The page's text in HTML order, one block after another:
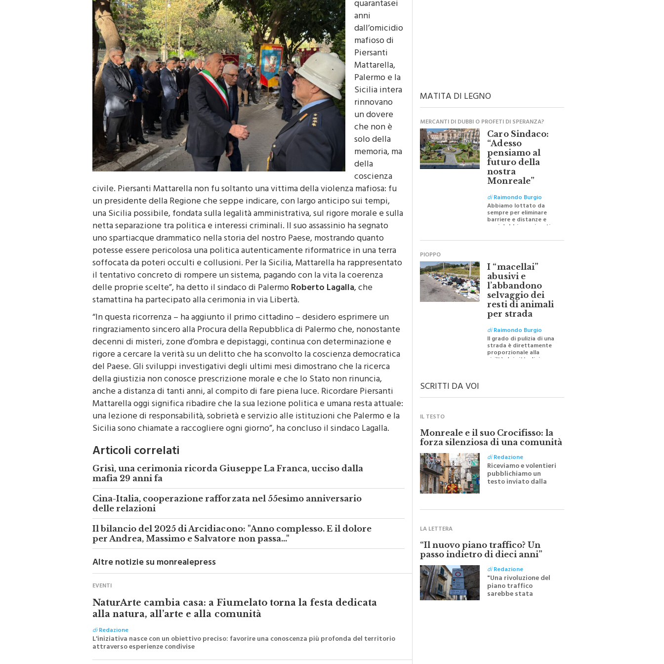
quarantasei
anni
dall’omicidio
mafioso di
Piersanti
Mattarella,
Palermo e la
Sicilia intera
rinnovano
un dovere
che non è
solo della
memoria, ma
della
coscienza
civile. Piersanti Mattarella non fu soltanto una vittima della violenza mafiosa: fu
un presidente della Regione che seppe indicare, con largo anticipo sui tempi,
una Sicilia possibile, fondata sulla legalità amministrativa, sul rigore morale e sulla
netta separazione tra politica e interessi criminali. Il suo assassinio ha segnato
uno spartiacque drammatico nella storia del nostro Paese, mostrando quanto
potesse essere pericolosa una politica autenticamente riformatrice in una terra
soffocata da poteri occulti e collusioni. Per la Sicilia, Mattarella ha rappresentato
il tentativo concreto di rompere un sistema, pagando con la vita la coerenza
delle proprie scelte”, ha detto il sindaco di PalermoRoberto Lagalla, che
stamattina ha partecipato alla cerimonia in via Libertà.
“In questa ricorrenza – ha aggiunto il primo cittadino – desidero esprimere un
ringraziamento sincero alla Procura della Repubblica di Palermo che, nonostante
decenni di misteri, zone d’ombra e depistaggi, continua con determinazione e
rigore a cercare la verità su un delitto che ha sconvolto la coscienza democratica
del Paese. Gli sviluppi investigativi degli ultimi mesi dimostrano che la ricerca
della giustizia non conosce prescrizione morale e che lo Stato non rinuncia,
anche a distanza di tanti anni, al compito di fare piena luce. Ricordare Piersanti
Mattarella oggi significa ribadire che la sua lezione politica e umana resta attuale:
una lezione di responsabilità, sobrietà e servizio alle istituzioni che Palermo e la
Sicilia sono chiamate a raccogliere ogni giorno”, ha concluso il sindaco Lagalla.
Articoli correlati
Grisì, una cerimonia ricorda Giuseppe La Franca, ucciso dalla
mafia 29 anni fa
Cina-Italia, cooperazione rafforzata nel 55esimo anniversario
delle relazioni
Il bilancio del 2025 di Arcidiacono: "Anno complesso. E il dolore
per Andrea, Massimo e Salvatore non passa..."
Altre notizie su monrealepress
NaturArte cambia casa: a Fiumelato torna la festa dedicata
alla natura, all’arte e alla comunità
diRedazione
L'iniziativa nasce con un obiettivo preciso: favorire una conoscenza più profonda del territorio
attraverso esperienze condivise
MATITA DI LEGNO
MERCANTI DI DUBBI O PROFETI DI SPERANZA?
Caro Sindaco:
“Adesso
pensiamo al
futuro della
nostra
Monreale”
diRaimondo Burgio
Abbiamo lottato da
sempre per eliminare
barriere e distanze e
per ricostruire certezze
PIOPPO
I “macellai”
abusivi e
l’abbandono
selvaggio dei
resti di animali
per strada
diRaimondo Burgio
Il grado di pulizia di una
strada è direttamente
proporzionale alla
SCRITTI DA VOI
Monreale e il suo Crocifisso: la
forza silenziosa di una comunità
diRedazione
Riceviamo e volentieri
pubblichiamo un
testo inviato dalla
all'indomani della
“Il nuovo piano traffico? Un
passo indietro di dieci anni”
diRedazione
"Una rivoluzione del
piano traffico
sarebbe stata